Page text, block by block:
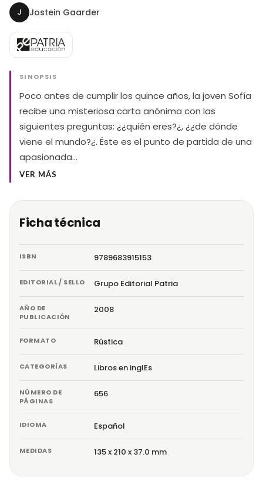
J Jostein Gaarder
SINOPSIS
Poco antes de cumplir los quince años, la joven Sofía
recibe una misteriosa carta anónima con las
siguientes preguntas: ¿¿quién eres?¿, ¿¿de dónde
viene el mundo?¿. Éste es el punto de partida de una
apasionada…
VER MÁS
Ficha técnica
ISBN 9789683915153
EDITORIAL / SELLO Grupo Editorial Patria
AÑO DE
PUBLICACIÓN
2008
FORMATO Rústica
CATEGORÍAS Libros en inglEs
NÚMERO DE
PÁGINAS
656
IDIOMA Español
MEDIDAS 135 x 210 x 37.0 mm